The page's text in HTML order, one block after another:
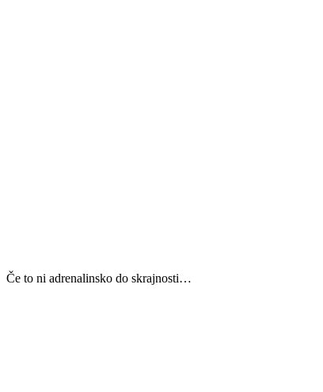
Če to ni adrenalinsko do skrajnosti…